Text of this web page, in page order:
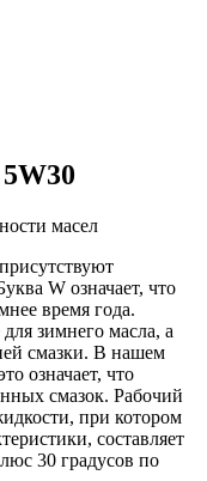
масел
W означает, что
время года.
зимнего масла, а
смазки. В нашем
означает, что
смазок. Рабочий
при котором
составляет
30 градусов по